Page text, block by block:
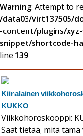
Warning: Attempt to
/data03/virt137505/
-content/plugins/
snippet/shortcode-
line 139
Kiinalainen
KUKKO
Viikkohoroskooppi:
Saat tietää, mitä tämä